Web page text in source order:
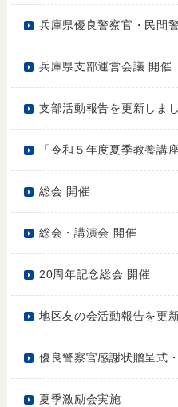
兵庫県優良警察官・民間
兵庫県支部運営会議 開催
支部活動報告を更新しまし
「令和５年度夏季教養講
総会 開催
総会・講演会 開催
20周年記念総会 開催
地区友の会活動報告を更
優良警察官感謝状贈呈式
夏季激励会実施